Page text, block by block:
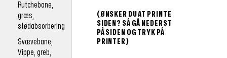
Rutchebane,
græs,
stødabsorbering
Svævebane,
Vippe, greb,
(ØNSKER DU AT PRINTE
SIDEN? SÅ GÅ NEDERST
PÅ SIDEN OG TRYK PÅ
PRINTER)